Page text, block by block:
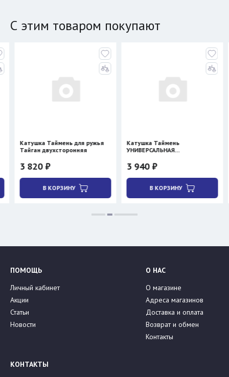
С этим товаром покупают
Таймень для ружья
Катушка Таймень
УНИВЕРСАЛЬНАЯ
ПОМОЩЬ
Личный кабинет
Акции
Статьи
Новости
О НАС
О магазине
Адреса магазинов
Доставка и оплата
Возврат и обмен
Контакты
КОНТАКТЫ